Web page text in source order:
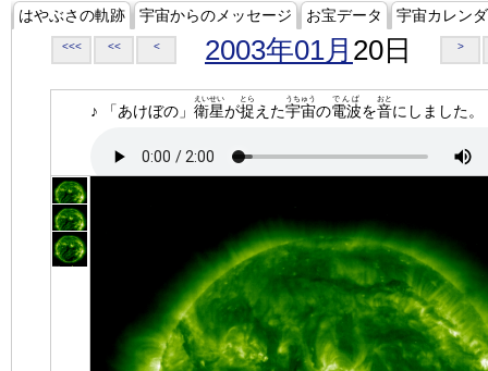
はやぶさの軌跡 宇宙からのメッセージ お宝データ 宇宙カレン
<<< << < 2003年01月 20日 >
♪ 「あけぼの」 衛星
えいせい
が捉
とら
えた宇宙
うちゅう
の電波
でんぱ
を音
おと
にしました。